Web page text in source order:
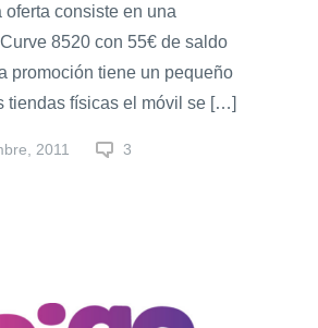
oferta consiste en una
8520 con 55€ de saldo
promoción tiene un pequeño
tiendas físicas el móvil se […]
2011
3